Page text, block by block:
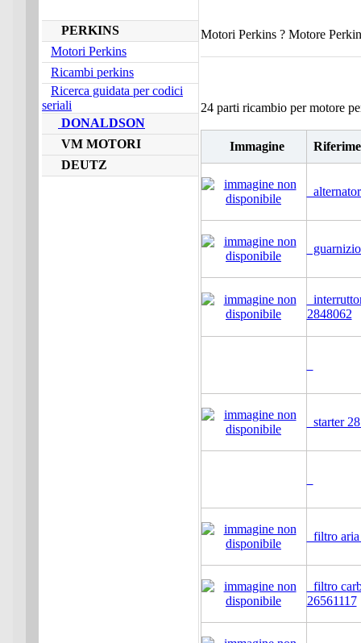
PERKINS
Motori Perkins
Ricambi perkins
Ricerca guidata per codici
seriali
DONALDSON
VM MOTORI
DEUTZ
Motori Perkins ? Motore
24 parti ricambio per motore
Immagine
2848062
starter
filtro
filtro
26561117